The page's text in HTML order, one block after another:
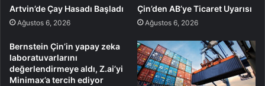
Artvin’de Çay Hasadı Başladı
Ağustos 6, 2026
Çin’den AB’ye Ticaret Uyarısı
Ağustos 6, 2026
Bernstein Çin’in yapay zeka
laboratuvarlarını
değerlendirmeye aldı, Z.ai’yi
Minimax’a tercih ediyor